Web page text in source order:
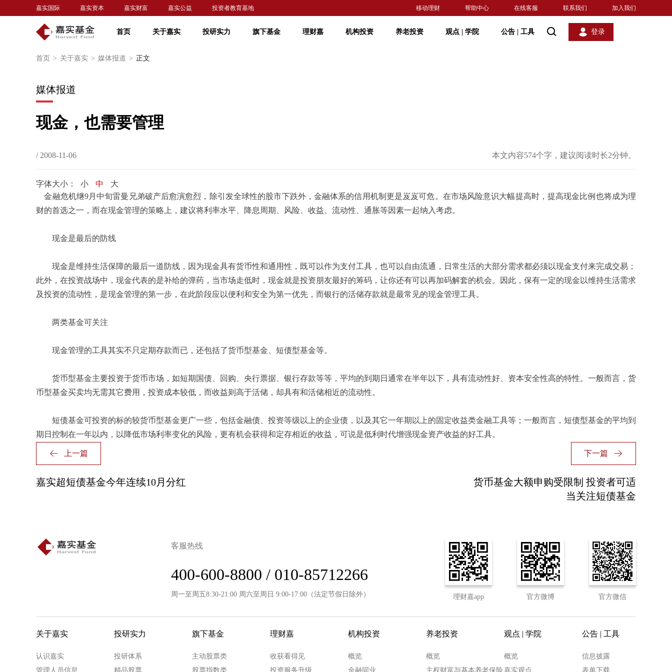
嘉实国际 嘉实资本 嘉实财富 嘉实公益 投资者教育基地 移动理财 帮助中心 在线客服 联系我们 加入我们
首页 关于嘉实 投研实力 旗下基金 理财嘉 机构投资 养老投资 观点 学院 公告 工具 登录
首页 > 关于嘉实 > 媒体报道 > 正文
媒体报道
现金，也需要管理
/ 2008-11-06 本文内容574个字，建议阅读时长2分钟。
字体大小： 小 中
大
金融危机继9月中旬雷曼兄弟破产后愈演愈烈，除引发全球性的股市下跌外，金融体系的信用机制更是岌岌可危。在市场风险意识大幅提高时，提高现金比例也将成为理
财的首选之一，而在现金管理的策略上，建议将利率水平、降息周期、风险、收益、流动性、通胀等因素一起纳入考虑。
现金是最后的防线
现金是维持生活保障的最后一道防线，因为现金具有货币性和通用性，既可以作为支付工具，也可以自由流通，日常生活的大部分需求都必须以现金支付来完成交易；
此外，在投资战场中，现金代表的是补给的弹药，当市场走低时，现金就是投资朋友最好的筹码，让你还有可以再加码解套的机会。因此，保有一定的现金以维持生活需求
及投资的流动性，是现金管理的第一步，在此阶段应以便利和安全为第一优先，而银行的活储存款就是最常见的现金管理工具。
两类基金可关注
现金管理的工具其实不只定期存款而已，还包括了货币型基金、短债型基金等。
货币型基金主要投资于货币市场，如短期国债、回购、央行票据、银行存款等等，平均的到期日通常在半年以下，具有流动性好、资本安全性高的特性。一般而言，货
币型基金买卖均无需其它费用，投资成本较低，而收益则高于活储，却具有和活储相近的流动性。
短债基金可投资的标的较货币型基金更广一些，包括金融债、投资等级以上的企业债，以及其它一年期以上的固定收益类金融工具等；一般而言，短债型基金的平均到
期日控制在一年以内，以降低市场利率变化的风险，更有机会获得和定存相近的收益，可说是低利时代增强现金资产收益的好工具。
上一篇
嘉实超短债基金今年连续10月分红
下一篇
货币基金大额申购受限制 投资者可适
当关注短债基金
理财嘉app 官方微博 官方微信
客服热线
400-600-8800 / 010-85712266
周一至周五8:30-21:00 周六至周日 9:00-17:00（法定节假日除外）
关于嘉实
认识嘉实
管理人员信息
投研实力
投研体系
精品股票
旗下基金
主动股票类
股票指数类
理财嘉
收获看得见
投资服务升级
机构投资
概览
金融同业
养老投资
概览
主权财富与基本养老保险
观点 | 学院
概览
嘉实观点
公告 | 工具
信息披露
表单下载